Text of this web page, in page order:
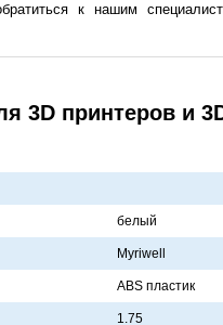
к нашим
3D принтеров и
белый
Myriwell
ABS плaстик
1.75